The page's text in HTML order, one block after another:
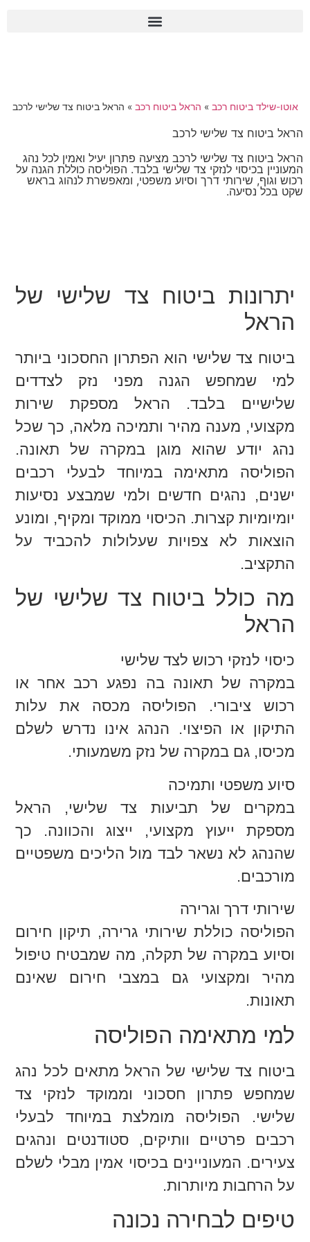
אוטו-שילד ביטוח רכב » הראל ביטוח רכב » הראל ביטוח צד שלישי לרכב
הראל ביטוח צד שלישי לרכב
הראל ביטוח צד שלישי לרכב מציעה פתרון יעיל ואמין לכל נהג
המעוניין בכיסוי לנזקי צד שלישי בלבד. הפוליסה כוללת הגנה על
רכוש וגוף, שירותי דרך וסיוע משפטי, ומאפשרת לנהוג בראש
שקט בכל נסיעה.
יתרונות ביטוח צד שלישי של
הראל
ביטוח צד שלישי הוא הפתרון החסכוני ביותר
למי שמחפש הגנה מפני נזק לצדדים
שלישיים בלבד. הראל מספקת שירות
מקצועי, מענה מהיר ותמיכה מלאה, כך שכל
נהג יודע שהוא מוגן במקרה של תאונה.
הפוליסה מתאימה במיוחד לבעלי רכבים
ישנים, נהגים חדשים ולמי שמבצע נסיעות
יומיומיות קצרות. הכיסוי ממוקד ומקיף, ומונע
הוצאות לא צפויות שעלולות להכביד על
התקציב.
מה כולל ביטוח צד שלישי של
הראל
כיסוי לנזקי רכוש לצד שלישי
במקרה של תאונה בה נפגע רכב אחר או
רכוש ציבורי. הפוליסה מכסה את עלות
התיקון או הפיצוי. הנהג אינו נדרש לשלם
מכיסו, גם במקרה של נזק משמעותי.
סיוע משפטי ותמיכה
במקרים של תביעות צד שלישי, הראל
מספקת ייעוץ מקצועי, ייצוג והכוונה. כך
שהנהג לא נשאר לבד מול הליכים משפטיים
מורכבים.
שירותי דרך וגרירה
הפוליסה כוללת שירותי גרירה, תיקון חירום
וסיוע במקרה של תקלה, מה שמבטיח טיפול
מהיר ומקצועי גם במצבי חירום שאינם
תאונות.
למי מתאימה הפוליסה
ביטוח צד שלישי של הראל מתאים לכל נהג
שמחפש פתרון חסכוני וממוקד לנזקי צד
שלישי. הפוליסה מומלצת במיוחד לבעלי
רכבים פרטיים וותיקים, סטודנטים ונהגים
צעירים. המעוניינים בכיסוי אמין מבלי לשלם
על הרחבות מיותרות.
טיפים לבחירה נכונה